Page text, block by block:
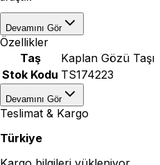
Devamını Gör
Özellikler
Taş
Kaplan Gözü Taşı
Stok Kodu TS174223
Devamını Gör
Teslimat & Kargo
Türkiye